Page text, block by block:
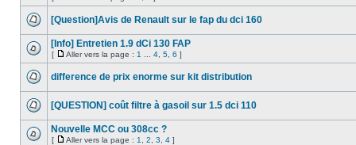
[Question]Avis de Renault sur le fap du dci 160
[Info] Entretien 1.9 dCi 130 FAP
[ Aller vers la page : 1 4 5 6 ]
difference de prix enorme sur kit distribution
[QUESTION] coût filtre à gasoil sur 1.5 dci 110
Nouvelle MCC ou 308cc ?
[ Aller vers la page : 1 2 3 4 ]